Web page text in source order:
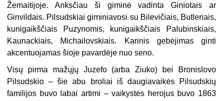
Žemaitijoje. Anksčiau ši giminė vadinta Giniotais ar
Ginvildais. Pilsudskiai giminiavosi su Bilevičiais, Butleriais,
kunigaikščiais Puzynomis, kunigaikščiais Palubinskiais,
Kaunackiais, Michailovskiais. Karinis gebėjimas ginti
akcentuojamas šioje pavardėje nuo seno.
Visų pirma mažųjų Juzefo (arba Ziuko) bei Bronislovo
Pilsudskio – šie abu broliai iš daugiavaikės Pilsudskių
familijos buvo labai artimi – vaikystės herojus buvo 1863